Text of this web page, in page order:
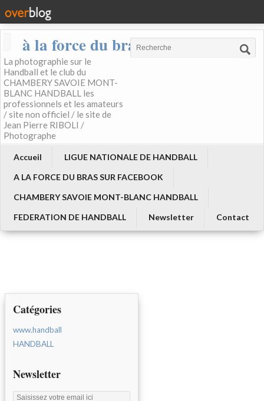
à la force du bras
La photographie sur le
Handball et le club du
CHAMBERY SAVOIE MONT-
BLANC HANDBALL les
professionnels et les amateurs
/ site non officiel / le site de
Jean Pierre RIBOLI /
Photographe
Accueil
LIGUE NATIONALE DE HANDBALL
A LA FORCE DU BRAS SUR FACEBOOK
CHAMBERY SAVOIE MONT-BLANC HANDBALL
FEDERATION DE HANDBALL
Newsletter Contact
Catégories
www.handball
HANDBALL
Newsletter